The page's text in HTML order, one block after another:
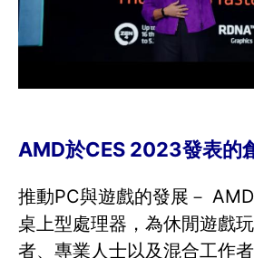
AMD於CES 2023發表的
推動PC與遊戲的發展－
桌上型處理器，為休閒遊戲
者、專業人士以及混合工作